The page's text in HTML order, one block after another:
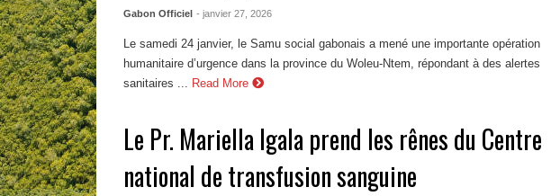
Gabon Officiel - janvier 27, 2026
Le samedi 24 janvier, le Samu social gabonais a mené une importante opération
humanitaire d’urgence dans la province du Woleu-Ntem, répondant à des alertes
sanitaires ... Read More
Le Pr. Mariella Igala prend les rênes du Centre
national de transfusion sanguine